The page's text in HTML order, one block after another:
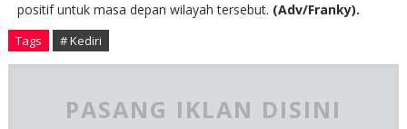
positif untuk masa depan wilayah tersebut. (Adv/Franky).
Tags # Kediri
PASANG IKLAN DISINI